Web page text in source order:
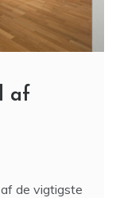
af
de vigtigste